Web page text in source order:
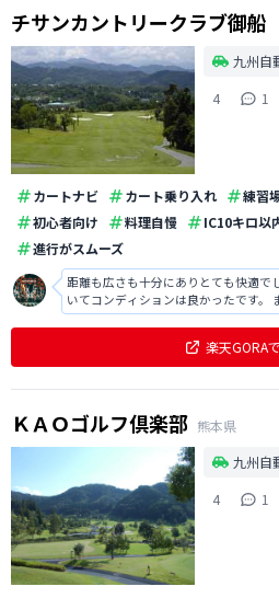
チサンカントリークラブ御船
九州自
4
1
カートナビ カート乗り入れ 練習
初心者向け
料理自慢 IC10キロ以
進行がスムーズ
距離も広さも十分にありとても快適で
いてコンディションは良かったです。
てリラックスできましたし、食事もリ
楽天GORA
ＫＡＯゴルフ倶楽部 熊本県
九州自
4
1